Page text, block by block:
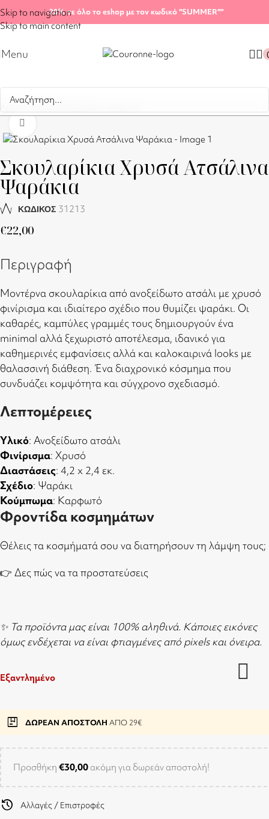
Skip to navigation
Skip to main content
-20%σε όλο το eshop με τον κωδικό "SUMMER""
Menu
Αρχική σελίδα
Σκουλαρίκια Χρυσά Ατσάλινα
Ψαράκια
ΚΩΔΙΚΟΣ 31213
€22,00
Περιγραφή
Μοντέρνα σκουλαρίκια από ανοξείδωτο ατσάλι με χρυσό
φινίρισμα και ιδιαίτερο σχέδιο που θυμίζει ψαράκι. Οι
καθαρές, καμπύλες γραμμές τους δημιουργούν ένα
minimal αλλά ξεχωριστό αποτέλεσμα, ιδανικό για
καθημερινές εμφανίσεις αλλά και καλοκαιρινά looks με
θαλασσινή διάθεση. Ένα διαχρονικό κόσμημα που
συνδυάζει κομψότητα και σύγχρονο σχεδιασμό.
Λεπτομέρειες
Υλικό: Ανοξείδωτο ατσάλι
Φινίρισμα: Χρυσό
Διαστάσεις: 4,2 x 2,4 εκ.
Σχέδιο: Ψαράκι
Κούμπωμα: Καρφωτό
Φροντίδα κοσμημάτων
Θέλεις τα κοσμήματά σου να διατηρήσουν τη λάμψη τους;
👉 Δες πώς να τα προστατεύσεις
✨ Τα προϊόντα μας είναι 100% αληθινά. Κάποιες εικόνες
όμως ενδέχεται να είναι φτιαγμένες από pixels και όνειρα.
Εξαντλημένο
package ΔΩΡΕΑΝ ΑΠΟΣΤΟΛΗ ΑΠΟ 29€
Προσθήκη €30,00 ακόμη για δωρεάν αποστολή!
history Αλλαγές / Επιστροφές